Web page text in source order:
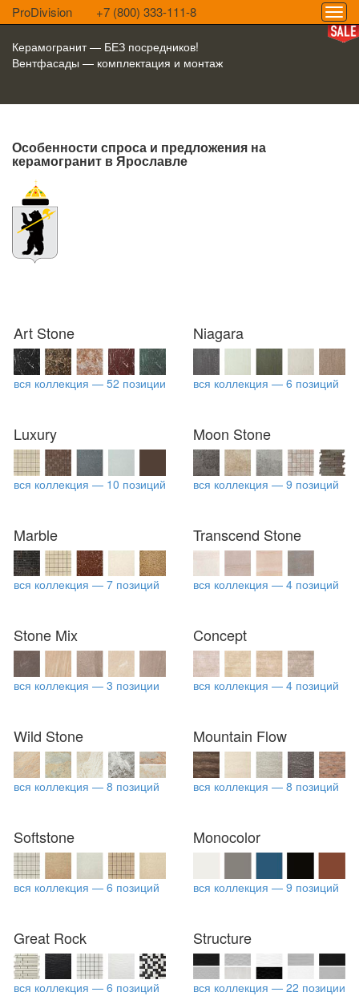
ProDivision +7 (800) 333-111-8
Керамогранит — БЕЗ посредников!
Вентфасады — комплектация и монтаж
Особенности спроса и предложения на
керамогранит в Ярославле
Art Stone
вся коллекция — 52 позиции
Niagara
вся коллекция — 6 позиций
Luxury
вся коллекция — 10 позиций
Moon Stone
вся коллекция — 9 позиций
Marble
вся коллекция — 7 позиций
Transcend Stone
вся коллекция — 4 позиций
Stone Mix
вся коллекция — 3 позиции
Concept
вся коллекция — 4 позиций
Wild Stone
вся коллекция — 8 позиций
Mountain Flow
вся коллекция — 8 позиций
Softstone
вся коллекция — 6 позиций
Monocolor
вся коллекция — 9 позиций
Great Rock
вся коллекция — 6 позиций
Structure
вся коллекция — 22 позиции